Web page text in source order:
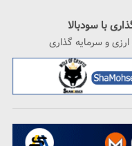
با سودبالا
و سرمایه گذاری